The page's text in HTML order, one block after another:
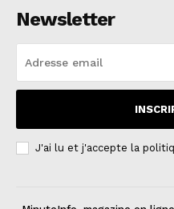
Newsletter
J'ai lu et j'accepte la